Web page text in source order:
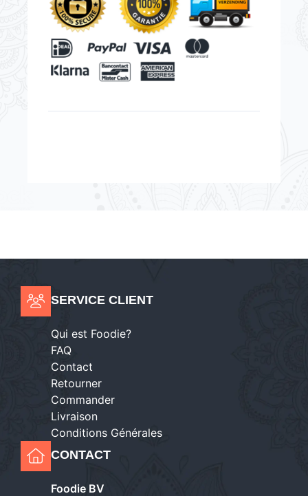
SERVICE CLIENT
Qui est Foodie?
FAQ
Contact
Retourner
Commander
Livraison
Conditions Générales
CONTACT
Foodie BV